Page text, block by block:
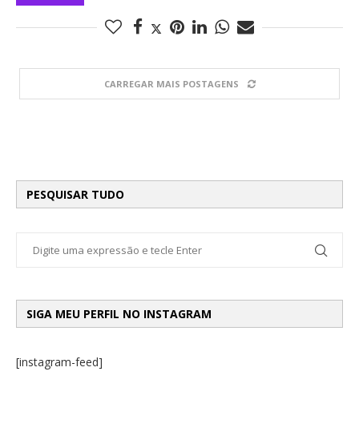
CARREGAR MAIS POSTAGENS
PESQUISAR TUDO
SIGA MEU PERFIL NO INSTAGRAM
[instagram-feed]